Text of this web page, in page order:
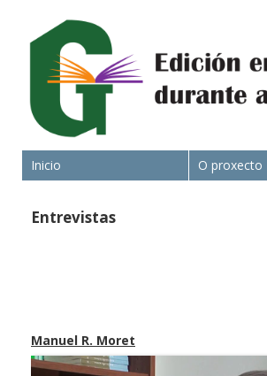
Inicio O proxecto
Entrevistas
Manuel R. Moret